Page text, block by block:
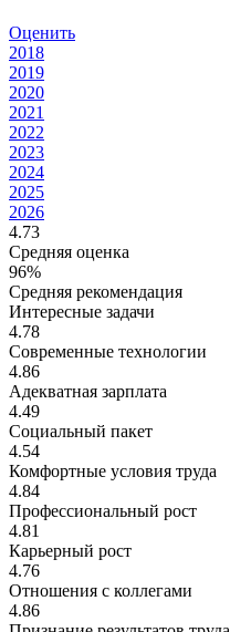
Оценить
2018
2019
2020
2021
2022
2023
2024
2025
2026
4.73
Средняя оценка
96%
Средняя рекомендация
Интересные задачи
4.78
Современные технологии
4.86
Адекватная зарплата
4.49
Социальный пакет
4.54
Комфортные условия труда
4.84
Профессиональный рост
4.81
Карьерный рост
4.76
Отношения с коллегами
4.86